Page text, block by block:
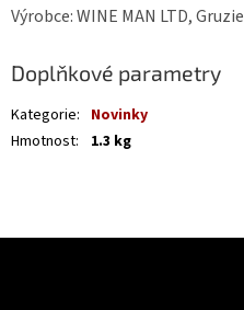
Výrobce: WINE MAN LTD, Gruzie
Doplňkové parametry
Kategorie: Novinky
Hmotnost: 1.3 kg